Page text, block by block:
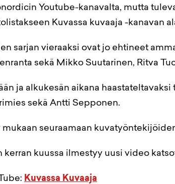
Youtube-kanavalta, mutta
Kuvassa kuvaaja -kanavan
sarjan vieraaksi ovat jo ehtineet
sekä Mikko Suutarinen, Ritva
ja alkukesän aikana
sekä Antti Sepponen.
mukaan seuraamaan
kerran kuussa ilmestyy uusi video
Kuvassa Kuvaaja